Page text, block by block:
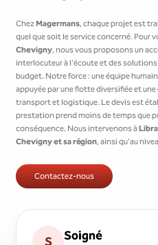
ChezMagermans, chaque projet est
quel que soit le service concerné. Pour
Chevigny, nous vous proposons un
interlocuteur à l'écoute et des
budget. Notre force : une équipe
appuyée par une flotte diversifiée et
transport et logistique. Le devis est
prestation prend moins de temps que
conséquence. Nous intervenons à
Chevigny et sa région, ainsi qu'au
Contactez-nous
S Soigné